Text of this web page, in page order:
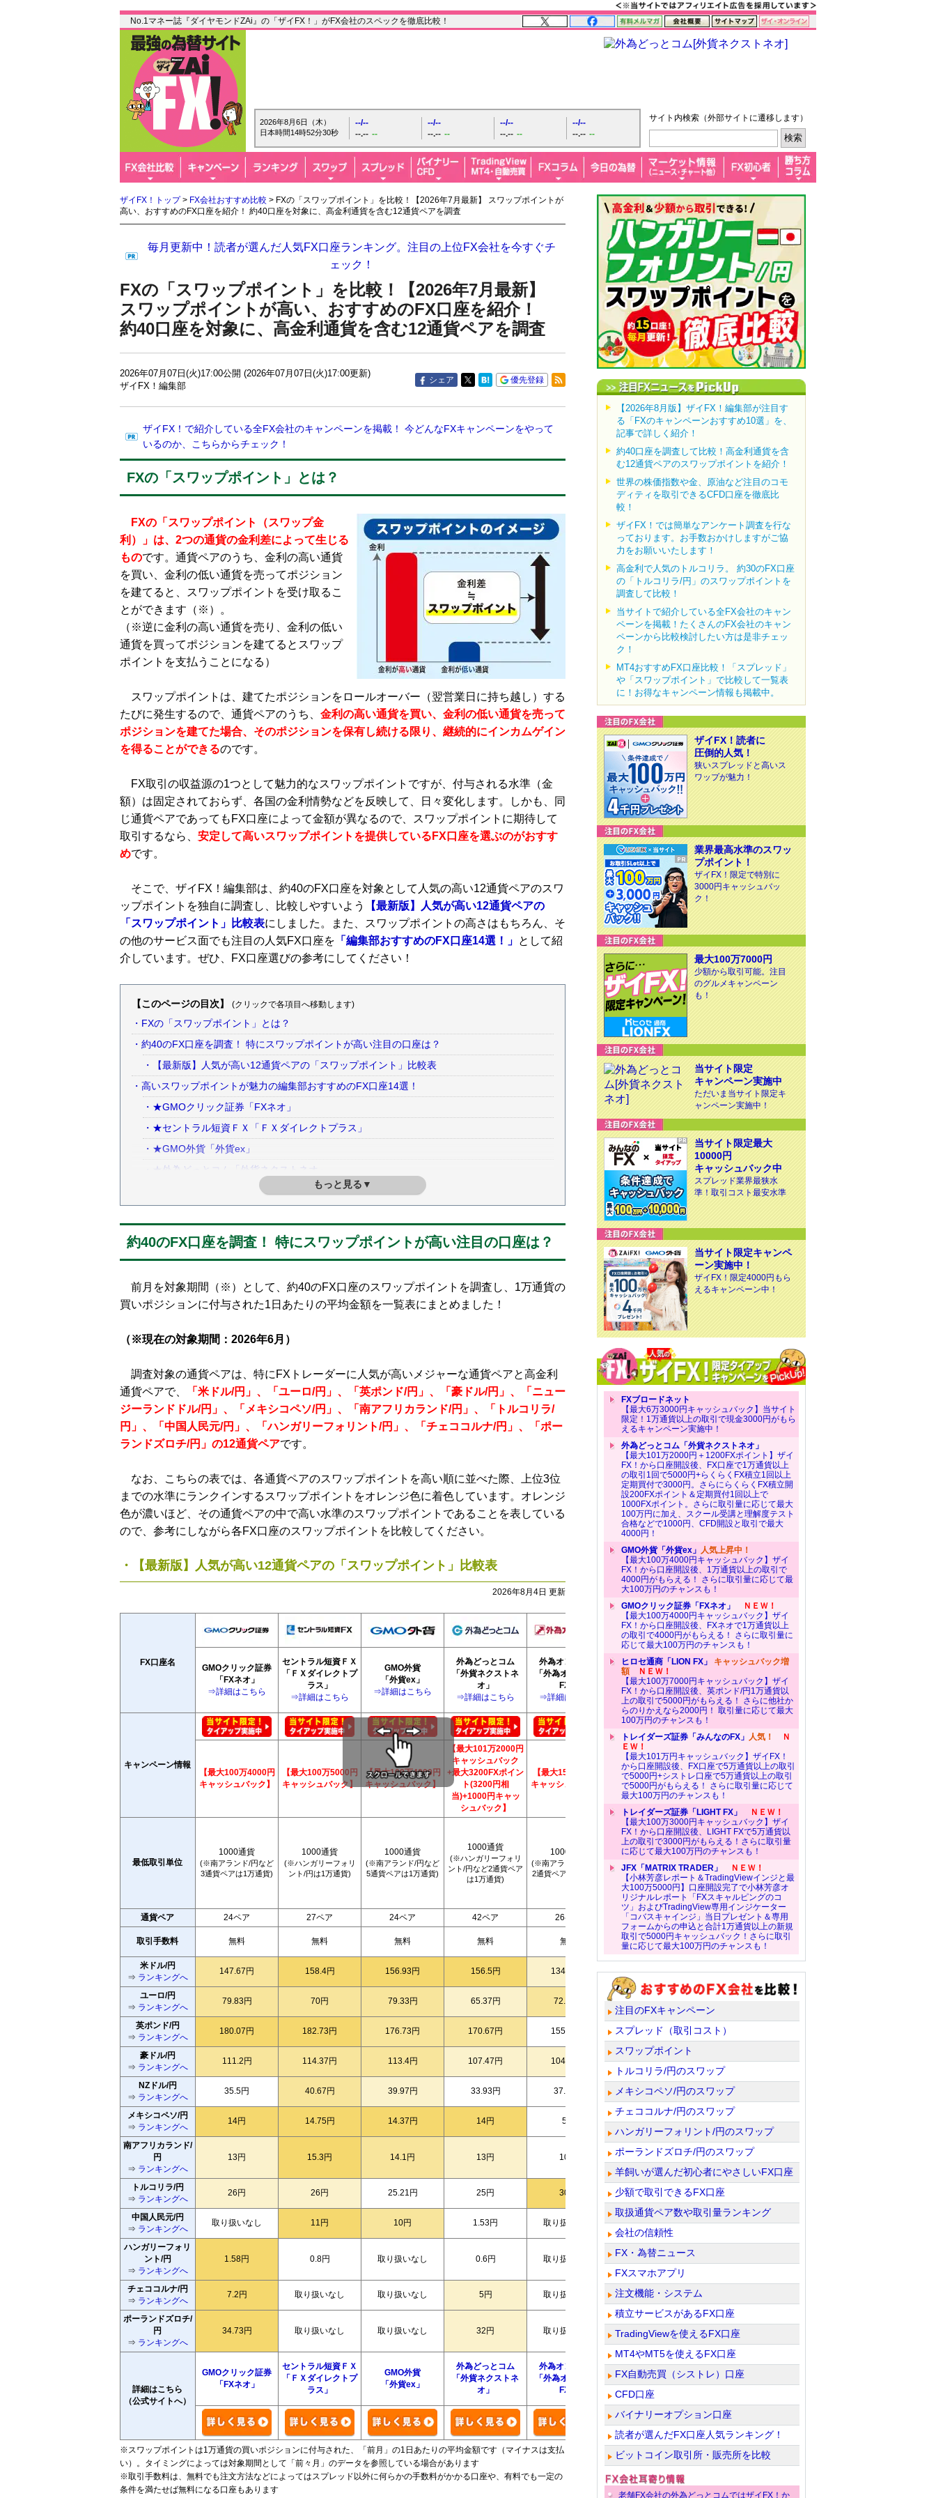
No.1マネー誌『ダイヤモンドZAi』の「ザイFX！」がFX会社のスペックを徹底比較！
2026年8月6日（木）
日本時間14時52分31秒
--/--
--.-- --
--/--
--.-- --
--/--
--.-- --
--/--
--.-- --
サイト内検索（外部サイトに遷移します）
ザイFX！トップ> FX会社おすすめ比較 > FXの「スワップポイント」を比較！【2026年7月最新】 スワップポイントが
高い、おすすめのFX口座を紹介！ 約40口座を対象に、高金利通貨を含む12通貨ペアを調査
毎月更新中！読者が選んだ人気FX口座ランキング。注目の上位FX会社を今すぐチ
ェック！
FXの「スワップポイント」を比較！【2026年7月最新】
スワップポイントが高い、おすすめのFX口座を紹介！
約40口座を対象に、高金利通貨を含む12通貨ペアを調査
2026年07月07日(火)17:00公開 (2026年07月07日(火)17:00更新)
ザイFX！編集部
シェア 優先登録
ザイFX！で紹介している全FX会社のキャンペーンを掲載！ 今どんなFXキャンペーンをやって
いるのか、こちらからチェック！
FXの「スワップポイント」とは？
FXの「スワップポイント（スワップ金
利）」は、2つの通貨の金利差によって生じる
ものです。通貨ペアのうち、金利の高い通貨
を買い、金利の低い通貨を売ってポジション
を建てると、スワップポイントを受け取るこ
とができます（※）。
（※逆に金利の高い通貨を売り、金利の低い
通貨を買ってポジションを建てるとスワップ
ポイントを支払うことになる）
スワップポイントは、建てたポジションをロールオーバー（翌営業日に持ち越し）する
たびに発生するので、通貨ペアのうち、 金利の高い通貨を買い、金利の低い通貨を売って
ポジションを建てた場合、そのポジションを保有し続ける限り、継続的にインカムゲイン
を得ることができるのです。
FX取引の収益源の1つとして魅力的なスワップポイントですが、付与される水準（金
額）は固定されておらず、各国の金利情勢などを反映して、日々変化します。しかも、同
じ通貨ペアであってもFX口座によって金額が異なるので、スワップポイントに期待して
取引するなら、 安定して高いスワップポイントを提供しているFX口座を選ぶのがおすす
めです。
そこで、ザイFX！編集部は、約40のFX口座を対象として人気の高い12通貨ペアのスワ
ップポイントを独自に調査し、比較しやすいよう
【最新版】人気が高い12通貨ペアの
「スワップポイント」比較表にしました。また、スワップポイントの高さはもちろん、そ
の他のサービス面でも注目の人気FX口座を 「編集部おすすめのFX口座14選！」 として紹
介しています。ぜひ、FX口座選びの参考にしてください！
【このページの目次】 (クリックで各項目へ移動します)
・FXの「スワップポイント」とは？
・約40のFX口座を調査！ 特にスワップポイントが高い注目の口座は？
・【最新版】人気が高い12通貨ペアの「スワップポイント」比較表
・高いスワップポイントが魅力の編集部おすすめのFX口座14選！
・★GMOクリック証券「FXネオ」
・★セントラル短資ＦＸ「ＦＸダイレクトプラス」
・★GMO外貨「外貨ex」
・★外為どっとコム「外貨ネクストネオ」
・★トレイダーズ証券「みんなのFX」
・★FXブロードネット
・★インヴァスト証券「トライオートFX」
・★ゴールデンウェイ・ジャパン「FXTF GX-FX」
・★楽天証券「楽天FX」
・FXの「スワップポイント」に関するQ＆A
・スワップポイントは、いつ発生するの？
・スワップポイントには「受け取り」の場合と「支払い」の場合がある？
・FXの「スワップポイントカレンダー」はどこで見られるの？
・スワップポイントを振り替えて、出金できるFX口座は？
もっと見る▼
約40のFX口座を調査！ 特にスワップポイントが高い注目の口座は？
前月を対象期間（※）として、約40のFX口座のスワップポイントを調査し、1万通貨の
買いポジションに付与された1日あたりの平均金額を一覧表にまとめました！
（※現在の対象期間：2026年6月）
調査対象の通貨ペアは、特にFXトレーダーに人気が高いメジャーな通貨ペアと高金利
通貨ペアで、
「米ドル/円」、「ユーロ/円」、「英ポンド/円」、「豪ドル/円」、「ニュー
ジーランドドル/円」、「メキシコペソ/円」、「南アフリカランド/円」、「トルコリラ/
円」、「中国人民元/円」、「ハンガリーフォリント/円」、「チェココルナ/円」、「ポー
ランドズロチ/円」の12通貨ペアです。
なお、こちらの表では、各通貨ペアのスワップポイントを高い順に並べた際、上位3位
までの水準にランクインするスワップポイントをオレンジ色に着色しています。オレンジ
色が濃いほど、その通貨ペアの中で高い水準のスワップポイントであることを表している
ので、参考にしながら各FX口座のスワップポイントを比較してください。
・【最新版】人気が高い12通貨ペアの「スワップポイント」比較表
2026年8月4日 更新
FX口座名
GMOクリック証券
「FXネオ」
⇒詳細はこちら
セントラル短資ＦＸ
「ＦＸダイレクトプ
ラス」
⇒詳細はこちら
GMO外貨
「外貨ex」
⇒詳細はこちら
外為どっとコム
「外貨ネクストネ
オ」
⇒詳細はこちら
外為オンライン
「外為オンライン
FX」
⇒詳細はこちら
SBI FXトレード
⇒詳細はこちら
IG証券
⇒詳細はこちら
⇒詳細はこちら
キャンペーン情報
【最大100万4000円
キャッシュバック】
【最大100万5000円
キャッシュバック】
【最大100万4000円
キャッシュバック】
【最大101万2000円
キャッシュバック
+最大3200FXポイン
ト(3200円相
当)+1000円キャッ
シュバック】
【最大15万3000円
キャッシュバック】
【最大100万円1000
円キャッシュバック
【最大5万円特典】
【最大100万5000円
キャッシュバック
+オリジナルレポー
ト+TradingView専
最低取引単位
1000通貨
(※南アランド/円など
3通貨ペアは1万通貨)
1000通貨
(※ハンガリーフォリ
ント/円は1万通貨)
1000通貨
(※南アランド/円など
5通貨ペアは1万通貨)
1000通貨
(※ハンガリーフォリ
ント/円など2通貨ペア
は1万通貨)
1000通貨
(※南アランド/円など
2通貨ペアは1万通貨)
1通貨
(※韓国ウォン/円は1
単位＝100通貨)
1000通貨
(※ハンガリーフォリ
ント/円は1万通貨。そ
の他、一部の新興国通
貨も異なる）
通貨ペア 24ペア 27ペア 24ペア 42ペア 26ペア 34ペア 100ペア
取引手数料 無料 無料 無料 無料 無料 無料 無料
米ドル/円
⇒ ランキングへ
147.67円 158.4円 156.93円 156.5円 134.83円 137.9円 102.2円 153.13円
ユーロ/円
⇒ ランキングへ
79.83円 70円 79.33円 65.37円 72.33円
英ポンド/円
⇒ ランキングへ
180.07円 182.73円 176.73円 170.67円 155.83円 172.33円 146.07円
豪ドル/円
⇒ ランキングへ
111.2円 114.37円 113.4円 107.47円 104.67円 108.6円 96.9円
NZドル/円
⇒ ランキングへ
35.5円 40.67円 39.97円 33.93円 37.17円 36.7円 23.73円
メキシコペソ/円
⇒ ランキングへ
14円 14.75円 14.37円 14円 5円 14.7円 12.77円
南アフリカランド/
円
⇒ ランキングへ
13円 15.3円 14.1円 13円 10円 13.77円 13.77円
トルコリラ/円
⇒ ランキングへ
26円 26円 25.21円 25円 30円 24円 18.75円
中国人民元/円
⇒ ランキングへ
取り扱いなし 11円 10円 1.53円 取り扱いなし 1.57円 0.17円
ハンガリーフォリ
ント/円
⇒ ランキングへ
1.58円 0.8円 取り扱いなし 0.6円 取り扱いなし 取り扱いなし
チェココルナ/円
⇒ ランキングへ
7.2円 取り扱いなし 取り扱いなし 5円 取り扱いなし 取り扱いなし
ポーランドズロチ/
円
⇒ ランキングへ
34.73円 取り扱いなし 取り扱いなし 32円 取り扱いなし 32.63円 33.14円
詳細はこちら
（公式サイトへ）
GMOクリック証券
「FXネオ」
セントラル短資ＦＸ
「ＦＸダイレクトプ
ラス」
GMO外貨
「外貨ex」
外為どっとコム
「外貨ネクストネ
オ」
外為オンライン
「外為オンライン
FX」
SBI FXトレード IG証券
※スワップポイントは1万通貨の買いポジションに付与された、「前月」の1日あたりの平均金額です（マイナスは支払
い）。タイミングによっては対象期間として「前々月」のデータを参照している場合があります
※取引手数料は、無料でも注文方法などによってはスプレッド以外に何らかの手数料がかかる口座や、有料でも一定の
条件を満たせば無料になる口座もあります
【2026年8月版】ザイFX！編集部が注目す
る「FXのキャンペーンおすすめ10選」を、
記事で詳しく紹介！
約40口座を調査して比較！高金利通貨を含
む12通貨ペアのスワップポイントを紹介！
世界の株価指数や金、原油など注目のコモ
ディティを取引できるCFD口座を徹底比
較！
ザイFX！では簡単なアンケート調査を行な
っております。お手数おかけしますがご協
力をお願いいたします！
高金利で人気のトルコリラ。 約30のFX口座
の「トルコリラ/円」のスワップポイントを
調査して比較！
当サイトで紹介している全FX会社のキャン
ペーンを掲載！たくさんのFX会社のキャン
ペーンから比較検討したい方は是非チェッ
ク！
MT4おすすめFX口座比較！「スプレッド」
や「スワップポイント」で比較して一覧表
に！お得なキャンペーン情報も掲載中。
ザイFX！読者に
圧倒的人気！
狭いスプレッドと高いス
ワップが魅力！
業界最高水準のスワッ
プポイント！
ザイFX！限定で特別に
3000円キャッシュバッ
ク！
最大100万7000円
少額から取引可能。注目
のグルメキャンペーン
も！
当サイト限定
キャンペーン実施中
ただいま当サイト限定キ
ャンペーン実施中！
当サイト限定最大
10000円
キャッシュバック中
スプレッド業界最狭水
準！取引コスト最安水準
当サイト限定キャンペ
ーン実施中！
ザイFX！限定4000円もら
えるキャンペーン中！
FXブロードネット
【最大6万3000円キャッシュバック】当サイト
限定！1万通貨以上の取引で現金3000円がもら
えるキャンペーン実施中！
外為どっとコム「外貨ネクストネオ」
【最大101万2000円＋1200FXポイント】ザイ
FX！から口座開設後、FX口座で1万通貨以上
の取引1回で5000円+らくらくFX積立1回以上
定期買付で3000円。さらにらくらくFX積立開
設200FXポイント＆定期買付1回以上で
1000FXポイント。さらに取引量に応じて最大
100万円に加え、スクール受講と理解度テスト
合格などで1000円、CFD開設と取引で最大
4000円！
GMO外貨「外貨ex」 人気上昇中！
【最大100万4000円キャッシュバック】ザイ
FX！から口座開設後、1万通貨以上の取引で
4000円がもらえる！ さらに取引量に応じて最
大100万円のチャンスも！
GMOクリック証券「FXネオ」
ＮＥＷ！
【最大100万4000円キャッシュバック】ザイ
FX！から口座開設後、FXネオで1万通貨以上
の取引で4000円がもらえる！ さらに取引量に
応じて最大100万円のチャンスも！
ヒロセ通商「LION FX」 キャッシュバック増
額ＮＥＷ！
【最大100万7000円キャッシュバック】ザイ
FX！から口座開設後、英ポンド/円1万通貨以
上の取引で5000円がもらえる！ さらに他社か
らのりかえなら2000円！ 取引量に応じて最大
100万円のチャンスも！
トレイダーズ証券「みんなのFX」 人気！
Ｎ
ＥＷ！
【最大101万円キャッシュバック】ザイFX！
から口座開設後、FX口座で5万通貨以上の取引
で5000円+シストレ口座で5万通貨以上の取引
で5000円がもらえる！ さらに取引量に応じて
最大100万円のチャンスも！
トレイダーズ証券「LIGHT FX」
ＮＥＷ！
【最大100万3000円キャッシュバック】ザイ
FX！から口座開設後、LIGHT FXで5万通貨以
上の取引で3000円がもらえる！さらに取引量
に応じて最大100万円のチャンスも！
JFX「MATRIX TRADER」
ＮＥＷ！
【小林芳彦レポート＆TradingViewインジと最
大100万5000円】口座開設完了で小林芳彦オ
リジナルレポート「FXスキャルピングのコ
ツ」およびTradingView専用インジケーター
「コバスキャインジ」当日プレゼント＆専用
フォームからの申込と合計1万通貨以上の新規
取引で5000円キャッシュバック！さらに取引
量に応じて最大100万円のチャンスも！
注目のFXキャンペーン
スプレッド（取引コスト）
スワップポイント
トルコリラ/円のスワップ
メキシコペソ/円のスワップ
チェココルナ/円のスワップ
ハンガリーフォリント/円のスワップ
ポーランドズロチ/円のスワップ
羊飼いが選んだ初心者にやさしいFX口座
少額で取引できるFX口座
取扱通貨ペア数や取引量ランキング
会社の信頼性
FX・為替ニュース
FXスマホアプリ
注文機能・システム
積立サービスがあるFX口座
TradingViewを使えるFX口座
MT4やMT5を使えるFX口座
FX自動売買（シストレ）口座
CFD口座
バイナリーオプション口座
読者が選んだFX口座人気ランキング！
ビットコイン取引所・販売所を比較
老舗FX会社の外為どっとコムではザイFX！か